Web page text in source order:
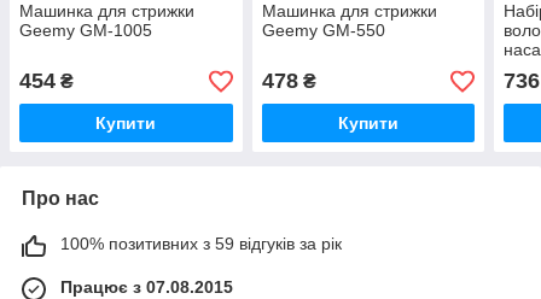
Машинка для стрижки
Geemy GM-1005
454 ₴
Купити
Машинка для стрижки
Geemy GM-550
478₴
Купити
562
736
Про нас
100% позитивних з 59 відгуків за рік
Працює з 07.08.2015